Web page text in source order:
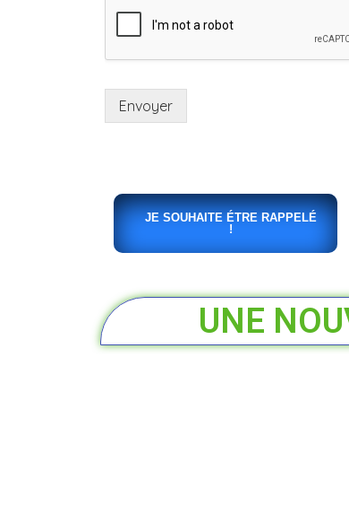
Envoyer
JE SOUHAITE ÉTRE RAPPELÉ
!
UNE